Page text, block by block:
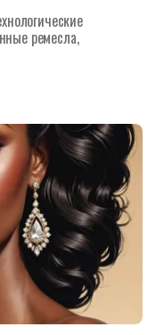
ремесла,